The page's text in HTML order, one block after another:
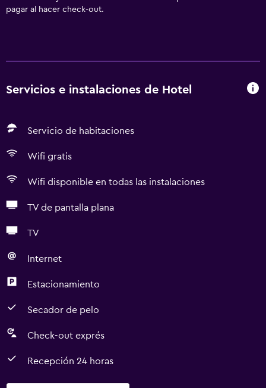
pagar al hacer check-out.
Servicios e instalaciones de Hotel
Servicio de habitaciones
Wifi gratis
Wifi disponible en todas las instalaciones
TV de pantalla plana
TV
Internet
Estacionamiento
Secador de pelo
Check-out exprés
Recepción 24 horas